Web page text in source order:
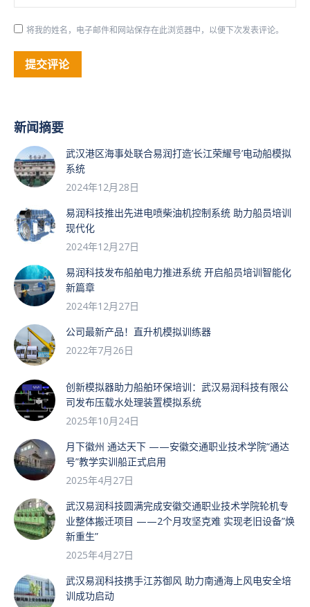
将我的姓名，电子邮件和网站保存在此浏览器中，以便下次发表评论。
提交评论
新闻摘要
武汉港区海事处联合易润打造’长江荣耀号’电动船模拟
系统
2024年12月28日
易润科技推出先进电喷柴油机控制系统 助力船员培训
现代化
2024年12月27日
易润科技发布船舶电力推进系统 开启船员培训智能化
新篇章
2024年12月27日
公司最新产品！直升机模拟训练器
2022年7月26日
创新模拟器助力船舶环保培训：武汉易润科技有限公
司发布压载水处理装置模拟系统
2025年10月24日
月下徽州 通达天下 ——安徽交通职业技术学院“通达
号”教学实训船正式启用
2025年4月27日
武汉易润科技圆满完成安徽交通职业技术学院轮机专
业整体搬迁项目 ——2个月攻坚克难 实现老旧设备”焕
新重生”
2025年4月27日
武汉易润科技携手江苏御风 助力南通海上风电安全培
训成功启动